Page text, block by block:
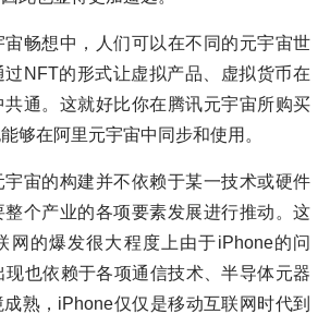
畅想中，人们可以在不同的元宇宙世
NFT的形式让虚拟产品、虚拟货币在
通。这就好比你在腾讯元宇宙所购买
够在阿里元宇宙中同步和使用。
宙的构建并不依赖于某一技术或硬件
个产业的各项要素发展进行推动。这
网的爆发很大程度上由于iPhone的问
现也依赖于各项通信技术、半导体元器
熟，iPhone仅仅是移动互联网时代到